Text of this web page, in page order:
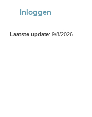
Inloggen
Laatste update: 9/8/2026